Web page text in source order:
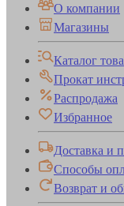
О компании
Магазины
Каталог
Прокат
Распродажа
Избранное
Доставка и
Способы
Возврат и